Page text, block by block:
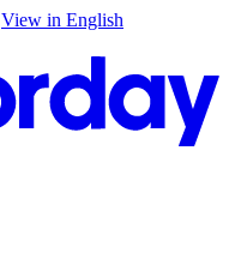
View in English